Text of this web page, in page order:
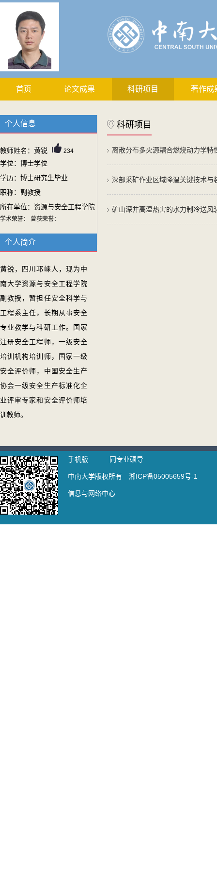
首页 论文成果 科研项目 著作成
个人信息
教师姓名：黄锐 234
学位：博士学位
学历：博士研究生毕业
职称：副教授
所在单位：资源与安全工程学院
学术荣誉： 曾获荣誉：
个人简介
黄锐，四川邛崃人，现为中
南大学资源与安全工程学院
副教授，暂担任安全科学与
工程系主任，长期从事安全
专业教学与科研工作。国家
注册安全工程师，一级安全
培训机构培训师，国家一级
安全评价师，中国安全生产
协会一级安全生产标准化企
业评审专家和安全评价师培
训教师。
科研项目
离散分布多火源耦合燃烧动力学特
深部采矿作业区域降温关键技术与
矿山深井高温热害的水力制冷送风
手机版 同专业硕导
中南大学版权所有 湘ICP备05005659号-1
信息与网络中心